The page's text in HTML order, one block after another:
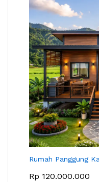
Rumah Panggung
Rp 120.000.000